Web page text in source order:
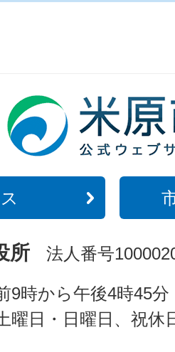
所 法人番号
9時から午後4時45分
曜日・日曜日、祝